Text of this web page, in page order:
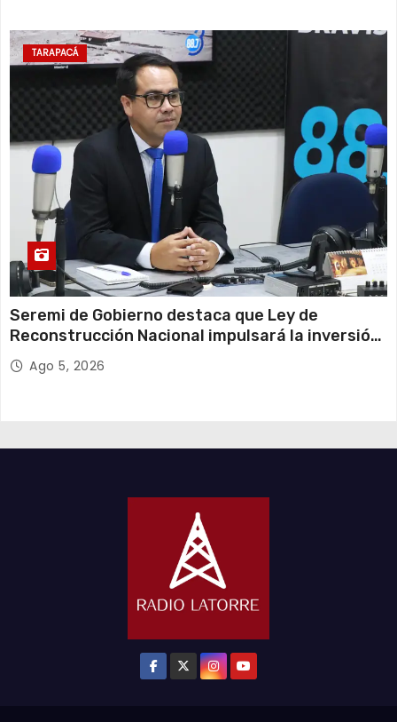
TARAPACÁ
Seremi de Gobierno destaca que Ley de
Reconstrucción Nacional impulsará la inversión
y el empleo en Tarapacá
Ago 5, 2026